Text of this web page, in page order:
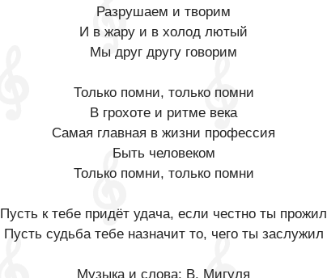
Разрушаем и творим
И в жару и в холод лютый
Мы друг другу говорим
Только помни, только помни
В грохоте и ритме века
Самая главная в жизни профессия
Быть человеком
Только помни, только помни
Пусть к тебе придёт удача, если честно ты прожил
Пусть судьба тебе назначит то, чего ты заслужил
Музыка и слова: В. Мигуля